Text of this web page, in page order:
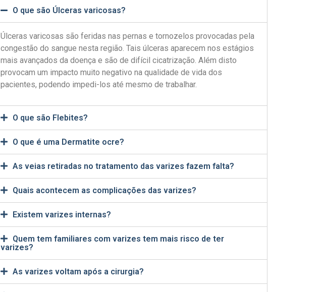
O que são Úlceras varicosas?
Úlceras varicosas são feridas nas pernas e tornozelos provocadas pela
congestão do sangue nesta região. Tais úlceras aparecem nos estágios
mais avançados da doença e são de difícil cicatrização. Além disto
provocam um impacto muito negativo na qualidade de vida dos
pacientes, podendo impedi-los até mesmo de trabalhar.
O que são Flebites?
O que é uma Dermatite ocre?
As veias retiradas no tratamento das varizes fazem falta?
Quais acontecem as complicações das varizes?
Existem varizes internas?
Quem tem familiares com varizes tem mais risco de ter
varizes?
As varizes voltam após a cirurgia?